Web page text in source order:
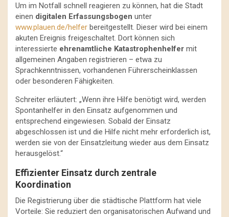
Um im Notfall schnell reagieren zu können, hat die Stadt
einen digitalen Erfassungsbogen unter
www.plauen.de/helfer bereitgestellt. Dieser wird bei einem
akuten Ereignis freigeschaltet. Dort können sich
interessierte ehrenamtliche Katastrophenhelfer mit
allgemeinen Angaben registrieren – etwa zu
Sprachkenntnissen, vorhandenen Führerscheinklassen
oder besonderen Fähigkeiten.
Schreiter erläutert: „Wenn ihre Hilfe benötigt wird, werden
Spontanhelfer in den Einsatz aufgenommen und
entsprechend eingewiesen. Sobald der Einsatz
abgeschlossen ist und die Hilfe nicht mehr erforderlich ist,
werden sie von der Einsatzleitung wieder aus dem Einsatz
herausgelöst.“
Effizienter Einsatz durch zentrale
Koordination
Die Registrierung über die städtische Plattform hat viele
Vorteile: Sie reduziert den organisatorischen Aufwand und